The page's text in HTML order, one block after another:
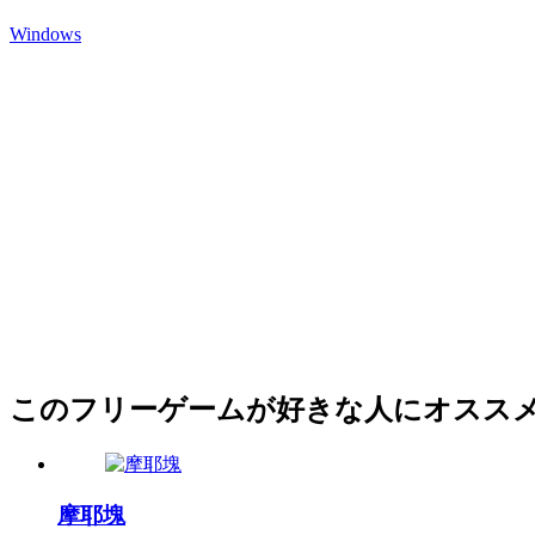
Windows
このフリーゲームが好きな人にオスス
摩耶塊